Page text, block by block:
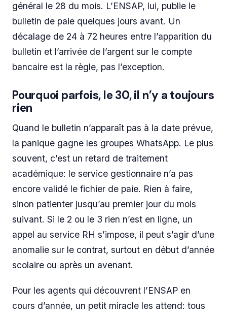
général le 28 du mois. L’ENSAP, lui, publie le
bulletin de paie quelques jours avant. Un
décalage de 24 à 72 heures entre l’apparition du
bulletin et l’arrivée de l’argent sur le compte
bancaire est la règle, pas l’exception.
Pourquoi parfois, le 30, il n’y a toujours
rien
Quand le bulletin n’apparaît pas à la date prévue,
la panique gagne les groupes WhatsApp. Le plus
souvent, c’est un retard de traitement
académique: le service gestionnaire n’a pas
encore validé le fichier de paie. Rien à faire,
sinon patienter jusqu’au premier jour du mois
suivant. Si le 2 ou le 3 rien n’est en ligne, un
appel au service RH s’impose, il peut s’agir d’une
anomalie sur le contrat, surtout en début d’année
scolaire ou après un avenant.
Pour les agents qui découvrent l’ENSAP en
cours d’année, un petit miracle les attend: tous